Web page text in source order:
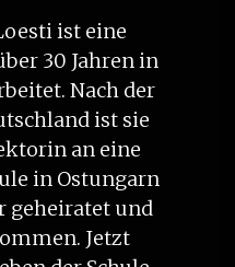
ist eine
30 Jahren in
Nach der
ist sie
an eine
in Ostungarn
geheiratet und
Jetzt